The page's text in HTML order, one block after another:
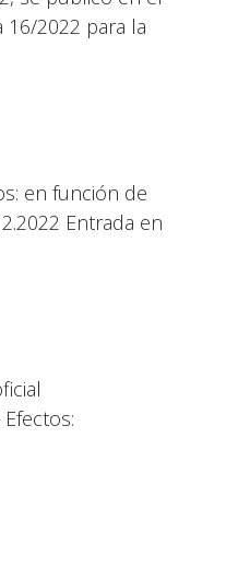
2022 para la
en función de
Entrada en
Efectos: